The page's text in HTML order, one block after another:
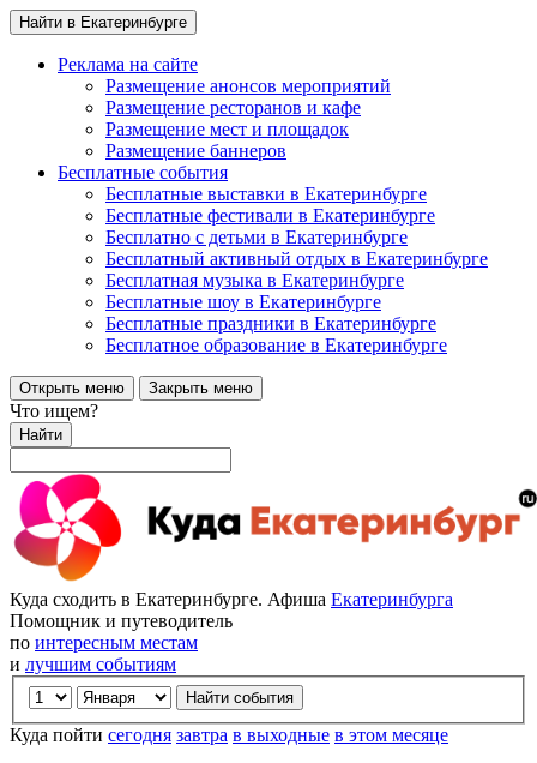
Найти в Екатеринбурге
Реклама на сайте
Размещение анонсов мероприятий
Размещение ресторанов и кафе
Размещение мест и площадок
Размещение баннеров
Бесплатные события
Бесплатные выставки в Екатеринбурге
Бесплатные фестивали в Екатеринбурге
Бесплатно с детьми в Екатеринбурге
Бесплатный активный отдых в Екатеринбурге
Бесплатная музыка в Екатеринбурге
Бесплатные шоу в Екатеринбурге
Бесплатные праздники в Екатеринбурге
Бесплатное образование в Екатеринбурге
Открыть меню Закрыть меню
Что ищем?
Найти
Куда сходить в Екатеринбурге. Афиша Екатеринбурга
Помощник и путеводитель
по интересным местам
и лучшим событиям
Куда пойти сегодня завтра в выходные в этом месяце